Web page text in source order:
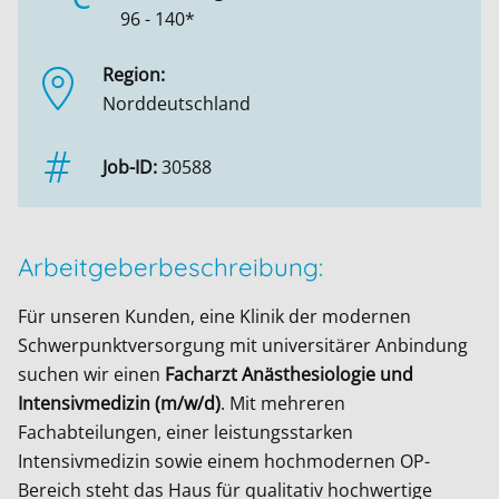
96 - 140*
Region:
Norddeutschland
Job-ID:30588
Arbeitgeberbeschreibung:
Für unseren Kunden, eine Klinik der modernen
Schwerpunktversorgung mit universitärer Anbindung
suchen wir einen Facharzt Anästhesiologie und
Intensivmedizin (m/w/d). Mit mehreren
Fachabteilungen, einer leistungsstarken
Intensivmedizin sowie einem hochmodernen OP-
Bereich steht das Haus für qualitativ hochwertige